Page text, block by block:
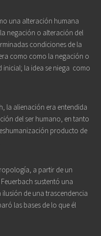
una alteración humana
negación o alteración del
condiciones de la
como como la negación o
inicial; la idea se niega como
la alienación era entendida
del ser humano, en tanto
producto de
a partir de un
sustentó una
de una trascendencia
las bases de lo que él